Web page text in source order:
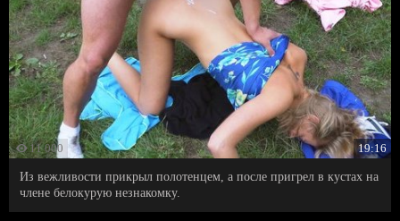
11 000 19:16
Из вежливости прикрыл полотенцем, а после пригрел в кустах на
члене белокурую незнакомку.